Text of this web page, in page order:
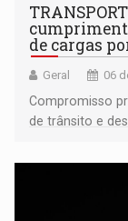
de cargas
Geral 06
Compromisso
de trânsito e